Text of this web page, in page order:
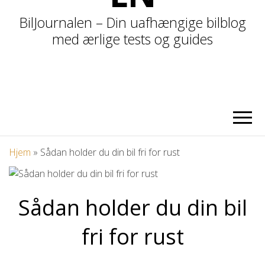
BilJournalen – Din uafhængige bilblog
med ærlige tests og guides
Hjem » Sådan holder du din bil fri for rust
Sådan holder du din bil
fri for rust